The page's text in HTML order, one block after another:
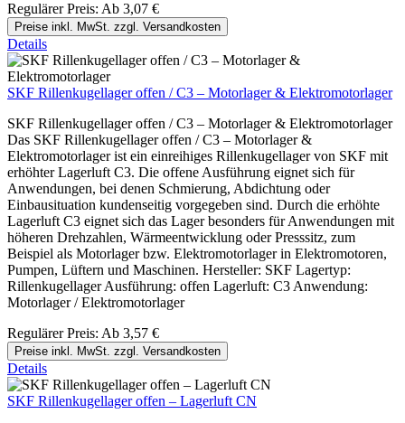
Regulärer Preis: Ab 3,07 €
Preise inkl. MwSt. zzgl. Versandkosten
Details
SKF Rillenkugellager offen / C3 – Motorlager & Elektromotorlager
SKF Rillenkugellager offen / C3 – Motorlager & Elektromotorlager
Das SKF Rillenkugellager offen / C3 – Motorlager &
Elektromotorlager ist ein einreihiges Rillenkugellager von SKF mit
erhöhter Lagerluft C3. Die offene Ausführung eignet sich für
Anwendungen, bei denen Schmierung, Abdichtung oder
Einbausituation kundenseitig vorgegeben sind. Durch die erhöhte
Lagerluft C3 eignet sich das Lager besonders für Anwendungen mit
höheren Drehzahlen, Wärmeentwicklung oder Presssitz, zum
Beispiel als Motorlager bzw. Elektromotorlager in Elektromotoren,
Pumpen, Lüftern und Maschinen. Hersteller: SKF Lagertyp:
Rillenkugellager Ausführung: offen Lagerluft: C3 Anwendung:
Motorlager / Elektromotorlager
Regulärer Preis: Ab 3,57 €
Preise inkl. MwSt. zzgl. Versandkosten
Details
SKF Rillenkugellager offen – Lagerluft CN